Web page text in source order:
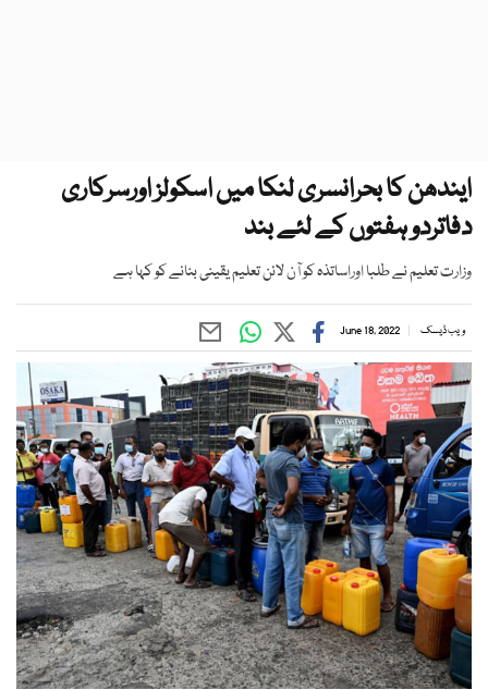
ایندھن کا بحرانسری لنکا میں اسکولز اورسرکاری
دفاتردو ہفتوں کے لئے بند
وزارت تعلیم نے طلبا اوراساتذہ کو آن لائن تعلیم یقینی بنانے کو کہا ہے
ویب ڈیسک June 18, 2022